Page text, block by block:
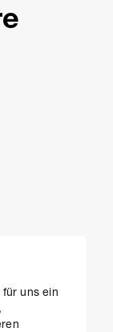
uns ein